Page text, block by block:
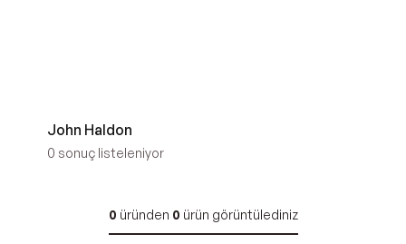
John Haldon
0 sonuç listeleniyor
0 üründen 0 ürün görüntülediniz